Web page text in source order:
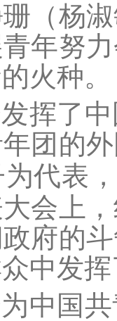
（杨
年努
火种。
挥了
团的
代表
会上
府的
中发
中国